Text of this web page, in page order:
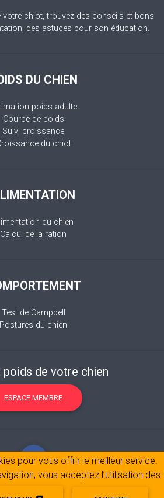
votre chiot, trouvez des conseils et bons
des astuces pour son éducation.
DU CHIEN
poids adulte
Courbe de poids
Suivi croissance
du chiot
du chien
Calcul de la ration
Test de Campbell
Postures du chien
poids de votre chien
ESPACE MEMBRE
pour vous offrir le meilleur service.
vous acceptez l’utilisation des